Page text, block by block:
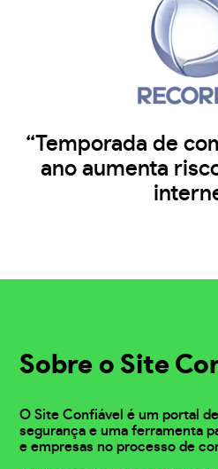
“Temporada de
ano aumenta
Sobre o Site
O Site Confiável é um portal
segurança e uma ferramenta
e empresas no processo de